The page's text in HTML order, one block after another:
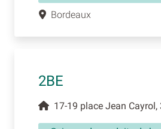
Bordeaux
2BE
17-19 place Jean